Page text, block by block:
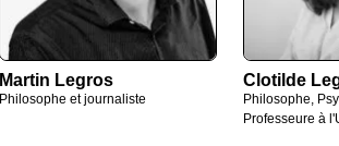
Martin Legros
Philosophe et journaliste
Clotilde
Philosophe,
Professeure à